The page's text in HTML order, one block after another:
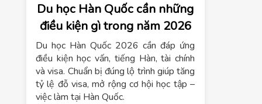
Du học Hàn Quốc cần những
điều kiện gì trong năm 2026
Du học Hàn Quốc 2026 cần đáp ứng
điều kiện học vấn, tiếng Hàn, tài chính
và visa. Chuẩn bị đúng lộ trình giúp tăng
tỷ lệ đỗ visa, mở rộng cơ hội học tập –
việc làm tại Hàn Quốc.